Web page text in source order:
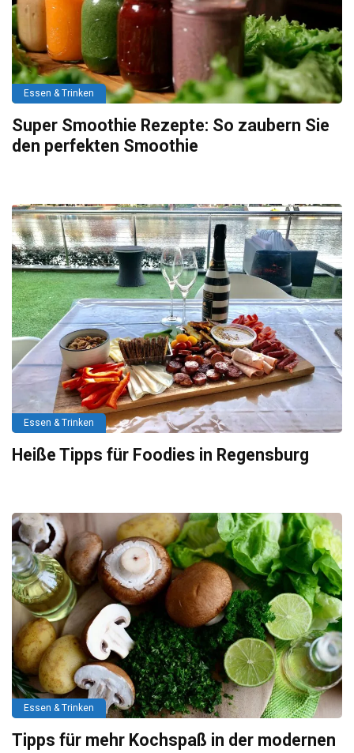
Essen & Trinken
Super Smoothie Rezepte: So zaubern Sie
den perfekten Smoothie
Essen & Trinken
Heiße Tipps für Foodies in Regensburg
Essen & Trinken
Tipps für mehr Kochspaß in der modernen